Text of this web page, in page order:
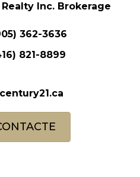
Realty Inc. Brokerage
362-3636
821-8899